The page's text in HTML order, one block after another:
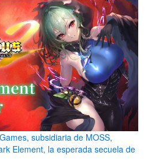
subsidiaria de MOSS,
Element, la esperada secuela de